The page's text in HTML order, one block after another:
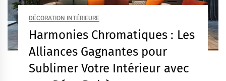
DÉCORATION INTÉRIEURE
Harmonies Chromatiques : Les
Alliances Gagnantes pour
Sublimer Votre Intérieur avec